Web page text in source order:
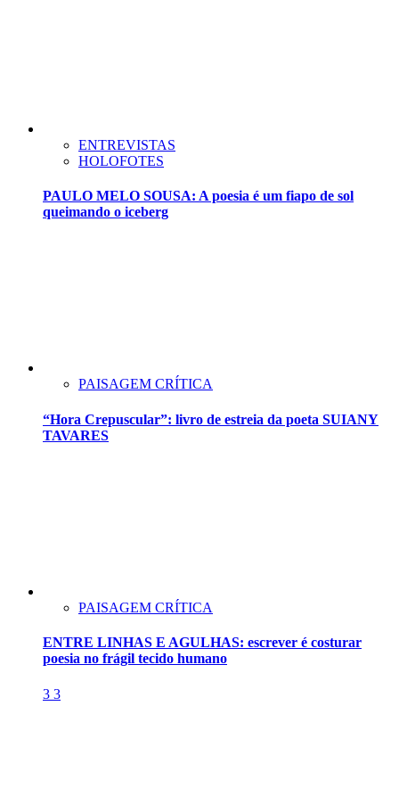
ENTREVISTAS
HOLOFOTES
PAULO MELO SOUSA: A poesia é um fiapo de sol
queimando o iceberg
PAISAGEM CRÍTICA
“Hora Crepuscular”: livro de estreia da poeta SUIANY
TAVARES
PAISAGEM CRÍTICA
ENTRE LINHAS E AGULHAS: escrever é costurar
poesia no frágil tecido humano
3 3